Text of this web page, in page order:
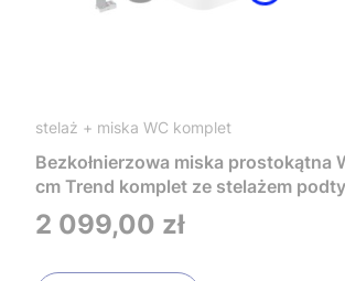
stelaż + miska WC komplet
Bezkołnierzowa miska prostokątna
cm Trend komplet ze stelażem
Tece i czarnym przyciskiem TeceNow
TR2216+Tece
Cena
2 099,00 zł